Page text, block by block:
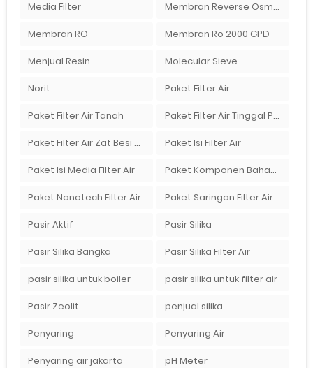
Media Filter Membran Reverse Osmosis
Membran RO Membran Ro 2000 GPD
Menjual Resin Molecular Sieve
Norit Paket Filter Air
Paket Filter Air Tanah Paket Filter Air Tinggal Pasang
Paket Filter Air Zat Besi Tinggi Paket Isi Filter Air
Paket Isi Media Filter Air Paket Komponen Bahan Filter Air
Paket Nanotech Filter Air Paket Saringan Filter Air
Pasir Aktif Pasir Silika
Pasir Silika Bangka Pasir Silika Filter Air
pasir silika untuk boiler pasir silika untuk filter air
Pasir Zeolit penjual silika
Penyaring Penyaring Air
Penyaring air jakarta pH Meter